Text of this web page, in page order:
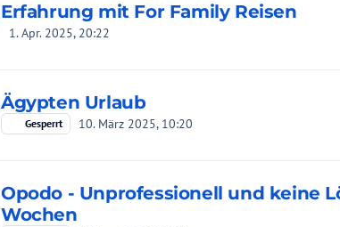
Erfahrung mit For Family Reisen
1. Apr. 2025, 20:22
Ägypten Urlaub
Gesperrt 10. März 2025, 10:20
Opodo - Unprofessionell und keine
Wochen